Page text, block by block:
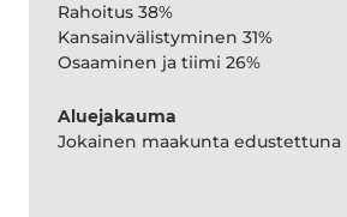
Rahoitus 38%
Kansainvälistyminen 31%
Osaaminen ja tiimi 26%
Aluejakauma
Jokainen maakunta edustettuna